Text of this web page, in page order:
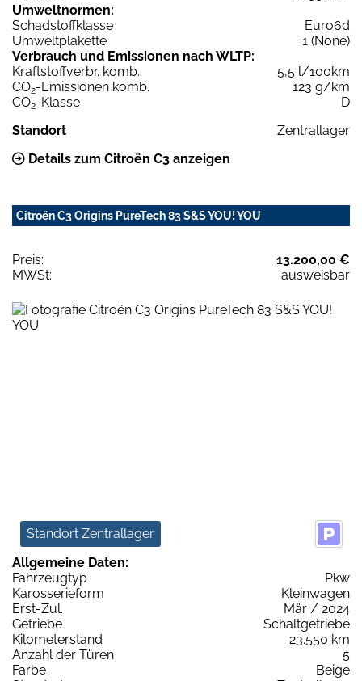
Umweltnormen:
Schadstoffklasse
Euro6d
Umweltplakette
1 (None)
Verbrauch und Emissionen nach WLTP:
Kraftstoffverbr. komb.
5,5 l/100km
CO2-Emissionen komb.
123 g/km
CO2-Klasse
D
Standort
Zentrallager
Details zum Citroën C3 anzeigen
Citroën C3 Origins PureTech 83 S&S YOU! YOU
Preis:
13.200,00 €
MWSt:
ausweisbar
Standort Zentrallager
Allgemeine Daten:
Fahrzeugtyp
Pkw
Karosserieform
Kleinwagen
Erst-Zul.
Mär / 2024
Getriebe
Schaltgetriebe
Kilometerstand
23.550 km
Anzahl der Türen
5
Farbe
Beige